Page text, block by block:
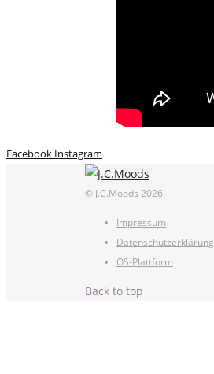
Facebook Instagram
© J.C.Moods 2026
Impressum
Datenschutzerklärung
OS-Plattform
Back to top